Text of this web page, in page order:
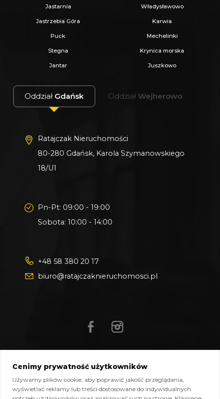
Jastarnia Władysławowo
Jastrzebia Góra Karwia
Puck Mechelinki
Stegna Krynica morska
Jantar Juszkowo
Oddział Gdańsk Oddział Wejherowo
Ratajczak Nieruchomości
80-280 Gdańsk, Karola Szymanowskiego
18/U1
Pn-Pt: 09:00 - 19:00
Sobota: 10:00 - 14:00
+48 58 380 20 17
biuro@ratajczaknieruchomosci.pl
Polityka cookies Kontakt
Cenimy prywatność użytkowników
Używamy plików cookie, aby poprawić jakość przeglądania,
wyświetlać reklamy lub treści dostosowane do indywidualnych